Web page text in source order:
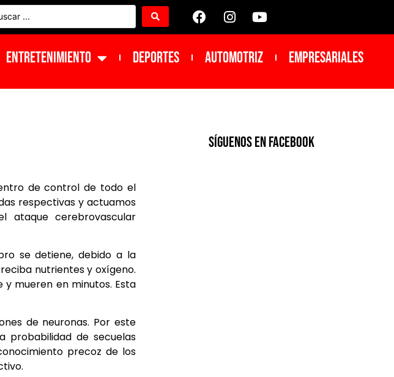
ENTRETENIMIENTO DEPORTES Automotriz Empresariales
de control de todo el
respectivas y actuamos
ataque cerebrovascular
se detiene, debido a la
nutrientes y oxígeno.
mueren en minutos. Esta
de neuronas. Por este
probabilidad de secuelas
precoz de los
SíGUENOS EN FACEBOOK